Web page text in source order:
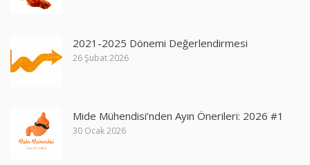
2021-2025 Dönemi Değerlendirmesi
26 Şubat 2026
Mide Mühendisi’nden Ayın Önerileri: 2026 #1
30 Ocak 2026